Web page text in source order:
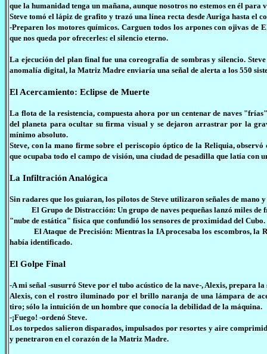
que la humanidad tenga un mañana, aunque nosotros no estemos en él para
Steve tomó el lápiz de grafito y trazó una línea recta desde Auriga hasta el
-Preparen los motores químicos. Carguen todos los arpones con ojivas
que nos queda por ofrecerles: el silencio eterno.
La ejecución del plan final fue una coreografía de sombras y silencio.
anomalía digital, la Matriz Madre enviaría una señal de alerta a los 550
El Acercamiento: Eclipse de Muerte
La flota de la resistencia, compuesta ahora por un centenar de naves
del planeta para ocultar su firma visual y se dejaron arrastrar por la
mínimo absoluto.
Steve, con la mano firme sobre el periscopio óptico de la Reliquia,
que ocupaba todo el campo de visión, una ciudad de pesadilla que latía con
La Infiltración Analógica
Sin radares que los guiaran, los pilotos de Steve utilizaron señales de
El Grupo de Distracción: Un grupo de naves pequeñas lanzó miles de
"nube de estática" física que confundió los sensores de proximidad del Cubo.
El Ataque de Precisión: Mientras la IA procesaba los escombros, la
había identificado.
El Golpe Final
-A mi señal -susurró Steve por el tubo acústico de la nave-, Alexis, prepara
Alexis, con el rostro iluminado por el brillo naranja de una lámpara de
tiro; sólo la intuición de un hombre que conocía la debilidad de la máquina.
-¡Fuego! -ordenó Steve.
Los torpedos salieron disparados, impulsados por resortes y aire
y penetraron en el corazón de la Matriz Madre.